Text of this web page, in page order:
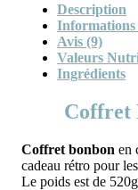
Description
Informations
Avis (9)
Valeurs
Ingrédients
Coffret
Coffret bonbon en
cadeau rétro pour
Le poids est de 520g